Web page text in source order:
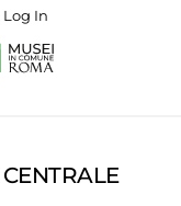
Log In